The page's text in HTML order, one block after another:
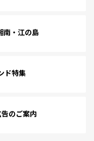
南・江の島
ド特集
告のご案内